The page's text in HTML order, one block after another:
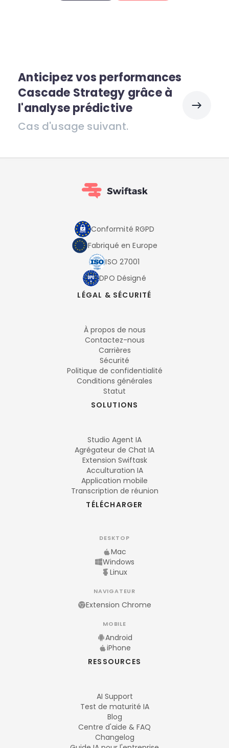
Anticipez vos performances
Cascade Strategy grâce à
l'analyse prédictive
Cas d'usage suivant.
Conformité RGPD
Fabriqué en Europe
ISO 27001
DPO Désigné
LÉGAL & SÉCURITÉ
À propos de nous
Contactez-nous
Carrières
Sécurité
Politique de confidentialité
Conditions générales
Statut
SOLUTIONS
Studio Agent IA
Agrégateur de Chat IA
Extension Swiftask
Acculturation IA
Application mobile
Transcription de réunion
TÉLÉCHARGER
DESKTOP
Mac
Windows
Linux
NAVIGATEUR
Extension Chrome
MOBILE
Android
iPhone
RESSOURCES
AI Support
Test de maturité IA
Blog
Centre d'aide & FAQ
Changelog